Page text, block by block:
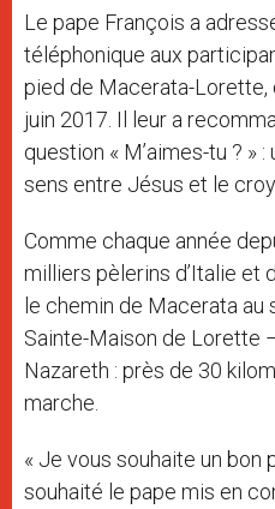
Le pape François a
téléphonique aux
pied de Macerata-Lorette,
juin 2017. Il leur a
question « M’aimes-tu ? »
sens entre Jésus et le
Comme chaque année
milliers pèlerins d’Italie et
le chemin de Macerata au
Sainte-Maison de Lorette
Nazareth : près de 30
marche.
« Je vous souhaite un bon
souhaité le pape mis en